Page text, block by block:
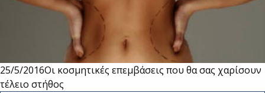
25/5/2016Οι κοσμητικές επεμβάσεις που θα σας χαρίσουν
τέλειο στήθος